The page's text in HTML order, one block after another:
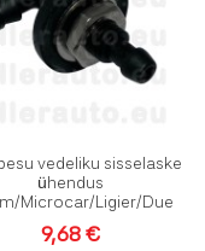
vedeliku sisselaske
ühendus
Microcar/Ligier/Due
9,68 €